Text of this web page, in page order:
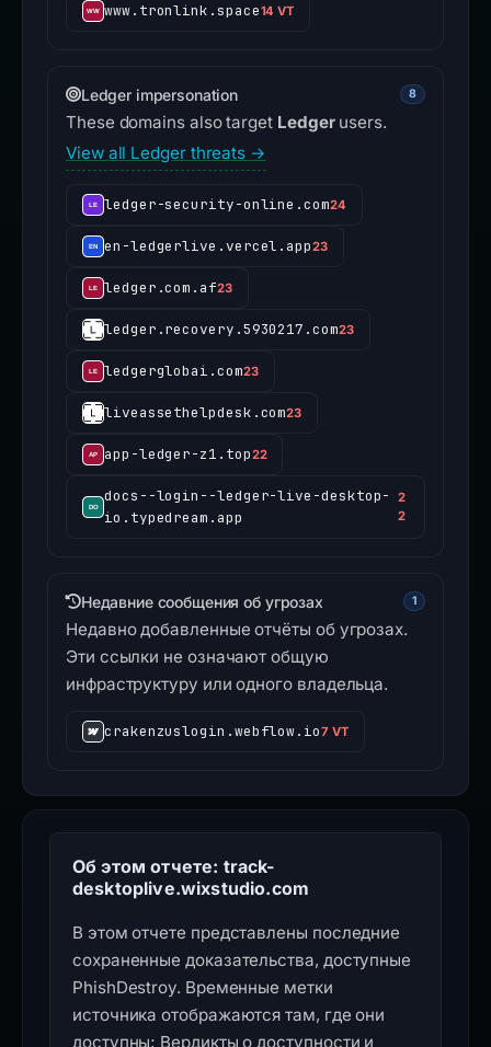
www.tronlink.space14 VT
Ledger impersonation 8
These domains also target Ledgerusers.
View all Ledger threats →
ledger-security-online.com24
en-ledgerlive.vercel.app23
ledger.com.af23
ledger.recovery.5930217.com23
ledgerglobai.com23
liveassethelpdesk.com23
app-ledger-z1.top22
docs--login--ledger-live-desktop-
io.typedream.app
2
2
Недавние сообщения об угрозах 1
Недавно добавленные отчёты об угрозах.
Эти ссылки не означают общую
инфраструктуру или одного владельца.
crakenzuslogin.webflow.io7 VT
Об этом отчете: track-
desktoplive.wixstudio.com
В этом отчете представлены последние
сохраненные доказательства, доступные
PhishDestroy. Временные метки
источника отображаются там, где они
доступны; Вердикты о доступности и